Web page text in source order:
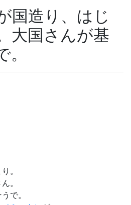
国造り、はじ
大国さんが基
。
。
で。